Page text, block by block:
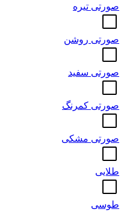
صورتی تیره
صورتی روشن
صورتی سفید
صورتی کمرنگ
صورتی مشکی
طلایی
طوسی